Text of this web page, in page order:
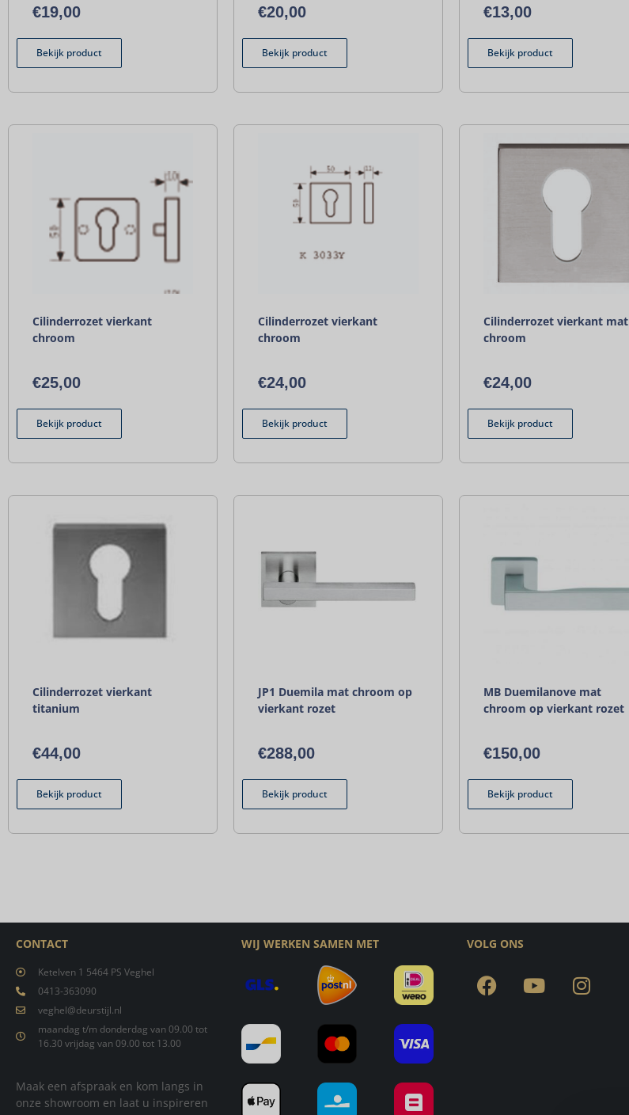
€19,00
Bekijk product
€20,00
Bekijk product
€13,00
Bekijk product
Cilinderrozet vierkant
chroom
€25,00
Bekijk product
Cilinderrozet vierkant
chroom
€24,00
Bekijk product
Cilinderrozet vierkant mat
chroom
€24,00
Bekijk product
Cilinderrozet vierkant
titanium
€44,00
Bekijk product
JP1 Duemila mat chroom op
vierkant rozet
€288,00
Bekijk product
MB Duemilanove mat
chroom op vierkant rozet
€150,00
Bekijk product
CONTACT
Ketelven 1 5464 PS Veghel
0413-363090
veghel@deurstijl.nl
maandag t/m donderdag van 09.00 tot
16.30 vrijdag van 09.00 tot 13.00
Maak een afspraak en kom langs in
onze showroom en laat u inspireren
WIJ WERKEN SAMEN MET VOLG ONS